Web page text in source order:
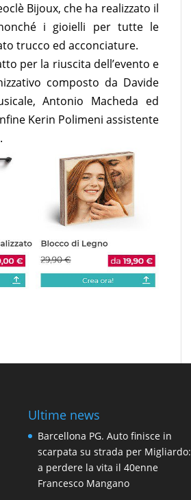
Bijoux, che ha realizzato il
i gioielli per tutte le
trucco ed acconciature.
per la riuscita dell’evento e
composto da Davide
Antonio Macheda ed
Kerin Polimeni assistente
Ultime news
Barcellona PG. Auto finisce in
scarpata su strada per Migliardo:
a perdere la vita il 40enne
Francesco Mangano